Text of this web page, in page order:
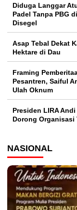
Diduga Langgar
Padel Tanpa PBG
Disegel
Asap Tebal Dekat
Hektare di Dau
Framing
Pesantren, Saiful
Ulah Oknum
Presiden LIRA
Dorong
NASIONAL